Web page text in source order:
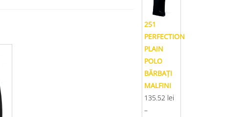
251
PERFECTION
PLAIN
POLO
BĂRBAŢI
MALFINI
135.52 lei
–